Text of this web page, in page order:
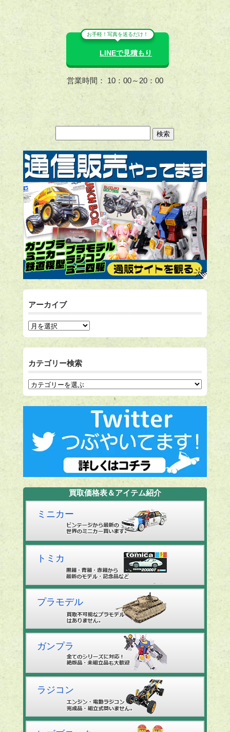
お手軽！写真を送るだけ！
LINEで見積もり
営業時間： 10：00～20：00
アーカイブ
カテゴリー検索
買取価格表＆アイテム紹介
ミニカー
トミカ
プラモデル
ガンプラ
ラジコン